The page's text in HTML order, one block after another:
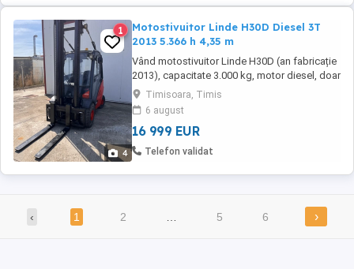
4
1
Motostivuitor Linde H30D Diesel 3T
2013 5.366 h 4,35 m
Vând motostivuitor Linde H30D (an fabricație
2013), capacitate 3.000 kg, motor diesel, doar
5.366 ore. Caracteristici: Catarg standard
înălțime ridicare 4.350 mm Anvelope pline
XP1000 rezistente la pană, aproape noi
Cabină închisă cu încălzire, oglindă
panoramică interioare, parasolar parbriz ...
Timisoara, Timis
6 august
16 999 EUR
Telefon validat
‹ 1 2 5 6 ›